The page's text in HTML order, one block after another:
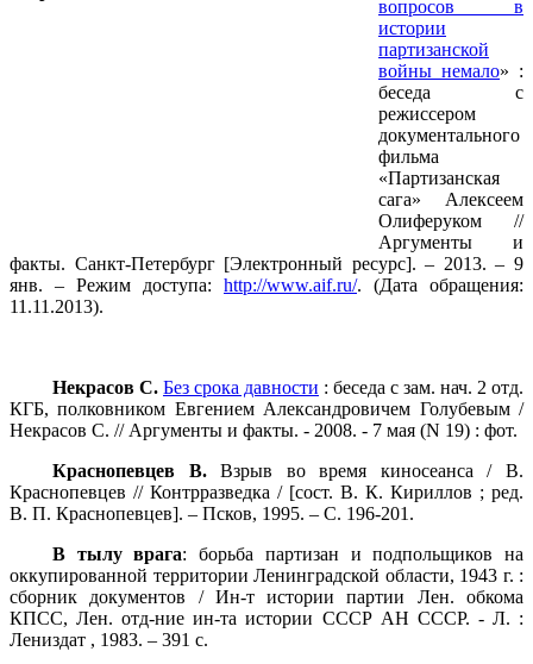
вопросов в
истории
партизанской
войны немало» :
беседа с
режиссером
документального
фильма
«Партизанская
сага» Алексеем
Олиферуком //
Аргументы и
факты. Санкт-Петербург [Электронный ресурс]. – 2013. – 9
янв. – Режим доступа: http://www.aif.ru/. (Дата обращения:
11.11.2013).
Некрасов С. Без срока давности : беседа с зам. нач. 2 отд.
КГБ, полковником Евгением Александровичем Голубевым /
Некрасов С. // Аргументы и факты. - 2008. - 7 мая (N 19) : фот.
Краснопевцев В.Взрыв во время киносеанса / В.
Краснопевцев // Контрразведка / [сост. В. К. Кириллов ; ред.
В. П. Краснопевцев]. – Псков, 1995. – С. 196-201.
В тылу врага: борьба партизан и подпольщиков на
оккупированной территории Ленинградской области, 1943 г. :
сборник документов / Ин-т истории партии Лен. обкома
КПСС, Лен. отд-ние ин-та истории СССР АН СССР. - Л. :
Лениздат , 1983. – 391 с.